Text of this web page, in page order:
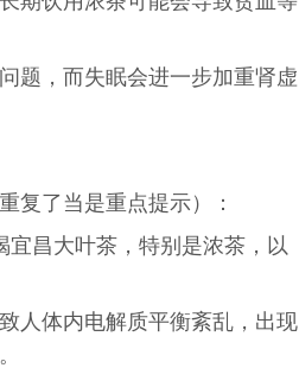
题，而失眠会进一步加重肾虚
复了当是重点提示）：
昌大叶茶，特别是浓茶，以
人体内电解质平衡紊乱，出现